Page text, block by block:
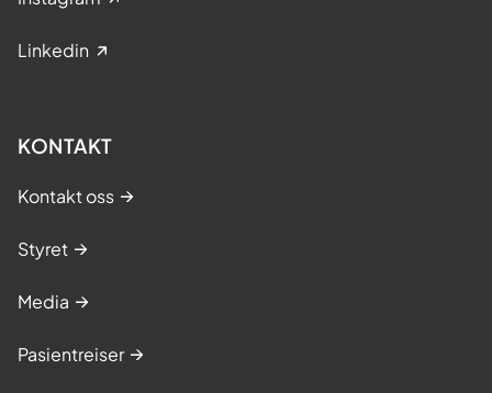
Linkedin
KONTAKT
Kontakt oss
Styret
Media
Pasientreiser